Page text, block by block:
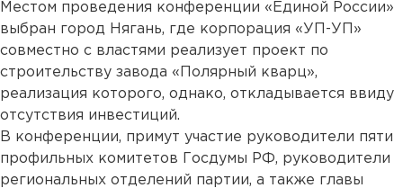
Местом проведения конференции «Единой России»
выбран город Нягань, где корпорация «УП-УП»
совместно с властями реализует проект по
строительству завода «Полярный кварц»,
реализация которого, однако, откладывается ввиду
отсутствия инвестиций.
В конференции, примут участие руководители пяти
профильных комитетов Госдумы РФ, руководители
региональных отделений партии, а также главы